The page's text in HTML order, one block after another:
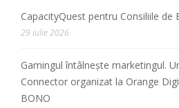
CapacityQuest pentru Consiliile de
29 iulie 2026
Gamingul întâlnește marketingul.
Connector organizat la Orange
BONO